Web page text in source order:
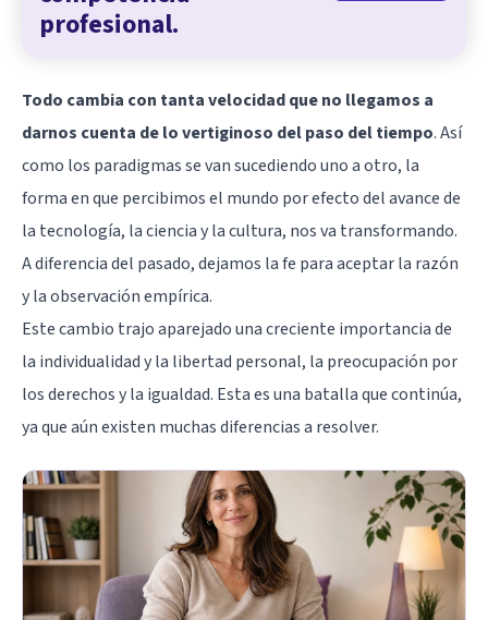
profesional.
Todo cambia con tanta velocidad que no llegamos a
darnos cuenta de lo vertiginoso del paso del tiempo. Así
como los paradigmas se van sucediendo uno a otro, la
forma en que percibimos el mundo por efecto del avance de
la tecnología, la ciencia y la cultura, nos va transformando.
A diferencia del pasado, dejamos la fe para aceptar la razón
y la observación empírica.
Este cambio trajo aparejado una creciente importancia de
la individualidad y la libertad personal, la preocupación por
los derechos y la igualdad. Esta es una batalla que continúa,
ya que aún existen muchas diferencias a resolver.